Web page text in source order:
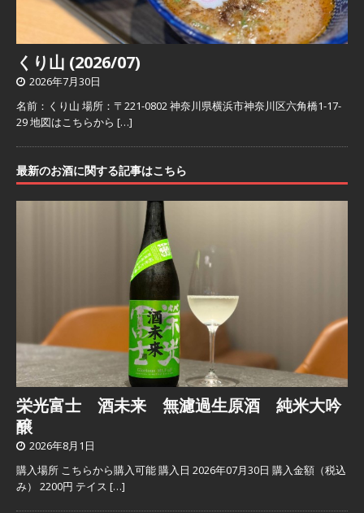
くり山 (2026/07)
2026年7月30日
名前：くり山 場所：〒221-0802 神奈川県横浜市神奈川区六角橋1-17-
29 地図はこちらから […]
最新のお酒に関する記事はこちら
栄光富士 酒未来 無濾過生原酒 純米大吟
醸
2026年8月1日
購入場所 こちらから購入可能 購入日 2026年07月30日 購入金額（税込
み） 2200円 テイス […]